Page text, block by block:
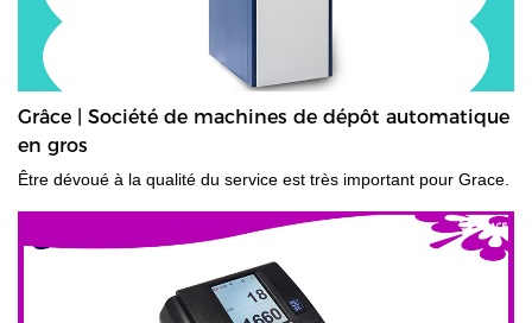
Grâce | Société de machines de dépôt automatique
en gros
Être dévoué à la qualité du service est très important pour Grace.